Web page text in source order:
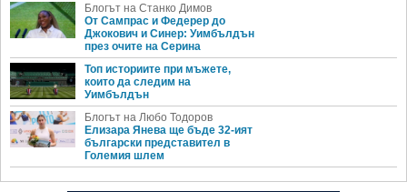
Блогът на Станко Димов
От Сампрас и Федерер до
Джокович и Синер: Уимбълдън
през очите на Серина
Топ историите при мъжете,
които да следим на
Уимбълдън
Блогът на Любо Тодоров
Елизара Янева ще бъде 32-ият
български представител в
Големия шлем